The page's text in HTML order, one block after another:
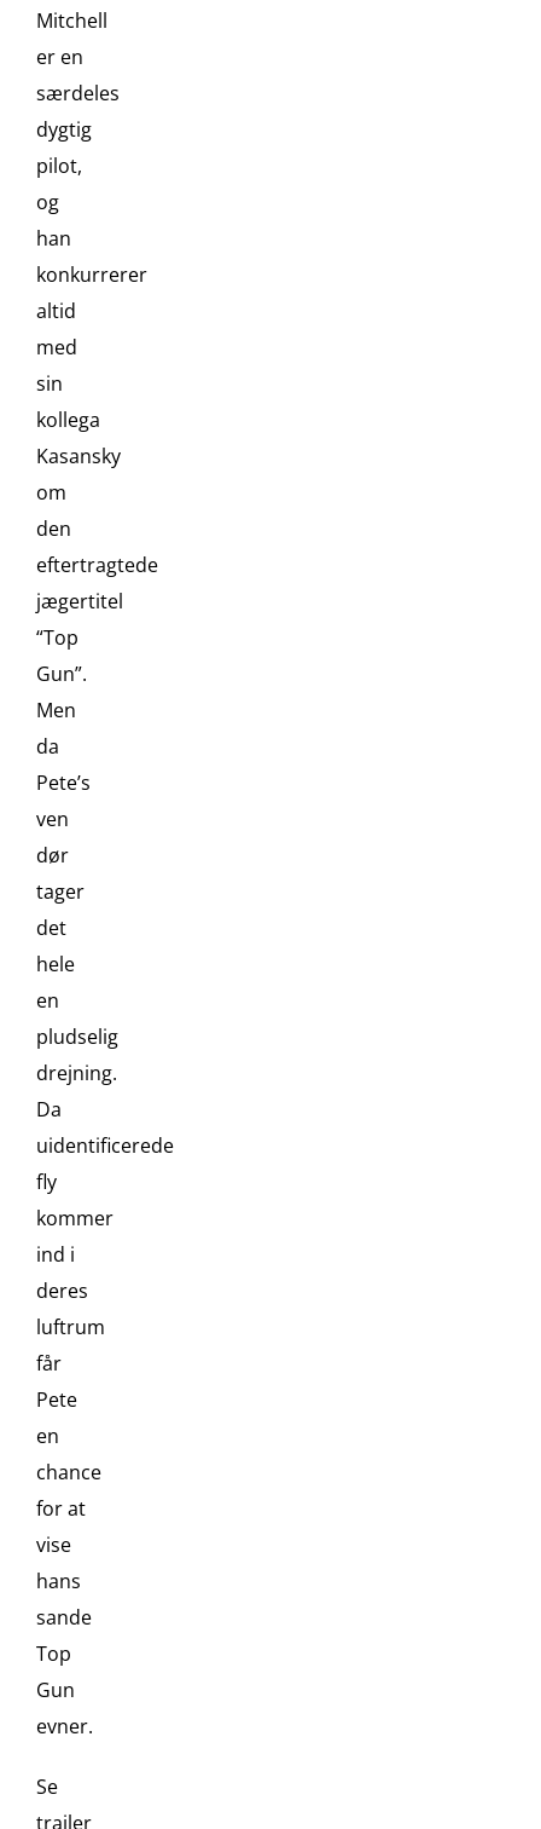
Mitchell
er en
særdeles
dygtig
pilot,
og
han
konkurrerer
altid
med
sin
kollega
Kasansky
om
den
eftertragtede
jægertitel
“Top
Gun”.
Men
da
Pete’s
ven
dør
tager
det
hele
en
pludselig
drejning.
Da
uidentificerede
fly
kommer
ind i
deres
luftrum
får
Pete
en
chance
for at
vise
hans
sande
Top
Gun
evner.
Se
trailer